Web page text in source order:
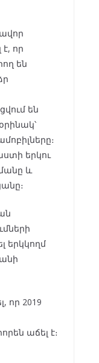
որ
են
են
երկու
և
երկկողմ
որ 2019
աճել է։